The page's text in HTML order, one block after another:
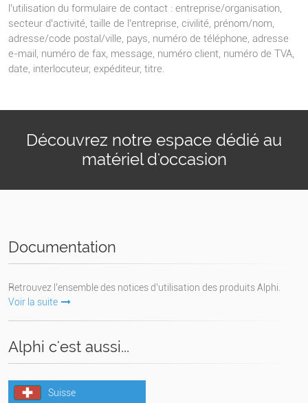
l’utilisation du formulaire de contact : entreprise/organisation,
secteur d’activité, taille de l’entreprise, civilité, prénom/nom,
adresse/code postal/ville, pays, numéro de téléphone, adresse
e-mail, numéro de fax, message, numéro client, numéro de TVA,
date, interlocuteur, expéditeur, titre.
Découvrez notre espace dédié au
matériel d'occasion
Documentation
Retrouvez l’ensemble des notices d’utilisation des produits Alphi.
Voir la suite
Alphi c'est aussi...
Suisse